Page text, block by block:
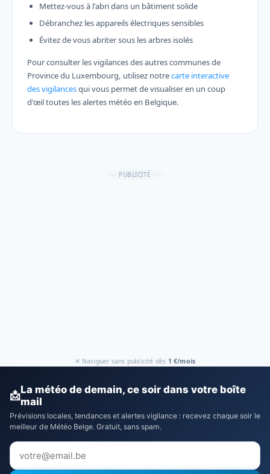
Mettez-vous à l'abri dans un bâtiment solide
Débranchez les appareils électriques sensibles
Évitez de vous abriter sous les arbres isolés
Pour consulter les vigilances des autres communes de
Province du Luxembourg, utilisez notrecarte interactive
des vigilancesqui vous permet de visualiser en un coup
d'œil toutes les alertes météo en Belgique.
PUBLICITÉ
✕ Naviguer sans publicité dès 1 €/mois
📩La météo de demain, ce soir dans votre boîte
mail
Prévisions locales, tendances et alertes vigilance : recevez chaque soir le
meilleur de Météo Belge. Gratuit, sans spam.